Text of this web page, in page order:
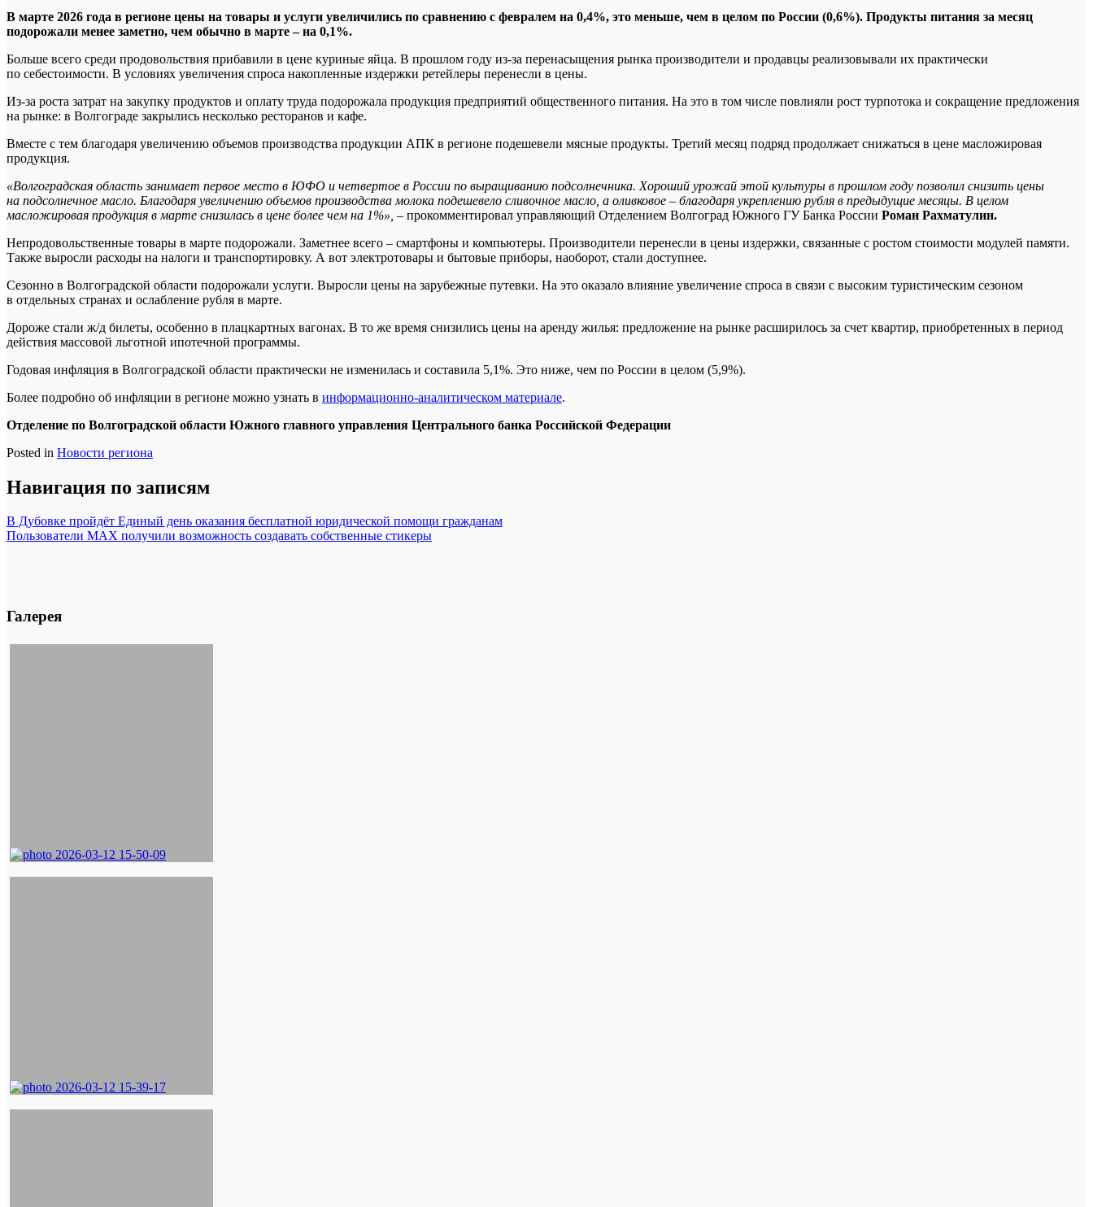
В марте 2026 года в регионе цены на товары и услуги увеличились по сравнению с февралем на 0,4%, это меньше, чем в целом по России (0,6%). Продукты питания за месяц
подорожали менее заметно, чем обычно в марте – на 0,1%.
Больше всего среди продовольствия прибавили в цене куриные яйца. В прошлом году из-за перенасыщения рынка производители и продавцы реализовывали их практически
по себестоимости. В условиях увеличения спроса накопленные издержки ретейлеры перенесли в цены.
Из-за роста затрат на закупку продуктов и оплату труда подорожала продукция предприятий общественного питания. На это в том числе повлияли рост турпотока и сокращение предложения
на рынке: в Волгограде закрылись несколько ресторанов и кафе.
Вместе с тем благодаря увеличению объемов производства продукции АПК в регионе подешевели мясные продукты. Третий месяц подряд продолжает снижаться в цене масложировая
продукция.
«Волгоградская область занимает первое место в ЮФО и четвертое в России по выращиванию подсолнечника. Хороший урожай этой культуры в прошлом году позволил снизить цены
на подсолнечное масло. Благодаря увеличению объемов производства молока подешевело сливочное масло, а оливковое – благодаря укреплению рубля в предыдущие месяцы. В целом
масложировая продукция в марте снизилась в цене более чем на 1%», – прокомментировал управляющий Отделением Волгоград Южного ГУ Банка России Роман Рахматулин.
Непродовольственные товары в марте подорожали. Заметнее всего – смартфоны и компьютеры. Производители перенесли в цены издержки, связанные с ростом стоимости модулей памяти.
Также выросли расходы на налоги и транспортировку. А вот электротовары и бытовые приборы, наоборот, стали доступнее.
Сезонно в Волгоградской области подорожали услуги. Выросли цены на зарубежные путевки. На это оказало влияние увеличение спроса в связи с высоким туристическим сезоном
в отдельных странах и ослабление рубля в марте.
Дороже стали ж/д билеты, особенно в плацкартных вагонах. В то же время снизились цены на аренду жилья: предложение на рынке расширилось за счет квартир, приобретенных в период
действия массовой льготной ипотечной программы.
Годовая инфляция в Волгоградской области практически не изменилась и составила 5,1%. Это ниже, чем по России в целом (5,9%).
Более подробно об инфляции в регионе можно узнать в информационно-аналитическом материале.
Отделение по Волгоградской области Южного главного управления Центрального банка Российской Федерации
Posted in Новости региона
Навигация по записям
В Дубовке пройдёт Единый день оказания бесплатной юридической помощи гражданам
Пользователи MAX получили возможность создавать собственные стикеры
Галерея